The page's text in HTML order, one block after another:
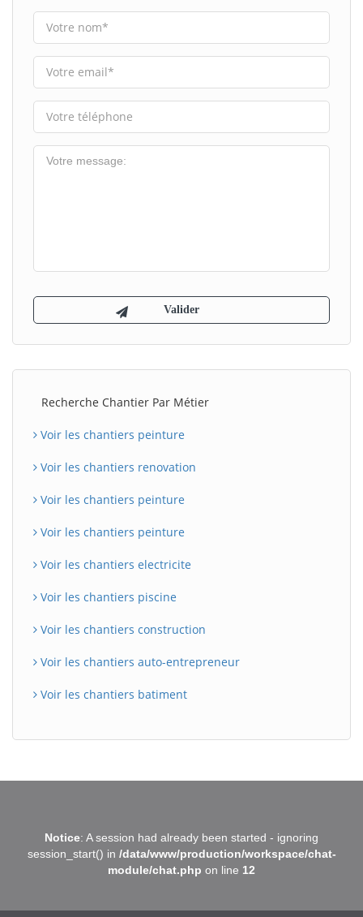
Recherche Chantier Par Métier
Voir les chantiers peinture
Voir les chantiers renovation
Voir les chantiers peinture
Voir les chantiers peinture
Voir les chantiers electricite
Voir les chantiers piscine
Voir les chantiers construction
Voir les chantiers auto-entrepreneur
Voir les chantiers batiment
Notice: A session had already been started - ignoring
session_start() in /data/www/production/workspace/chat-
module/chat.php on line 12
B
Assistant en ligne